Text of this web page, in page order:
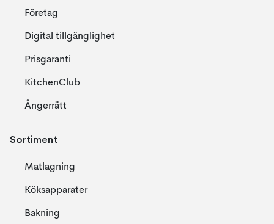
Företag
Digital tillgänglighet
Prisgaranti
KitchenClub
Ångerrätt
Sortiment
Matlagning
Köksapparater
Bakning